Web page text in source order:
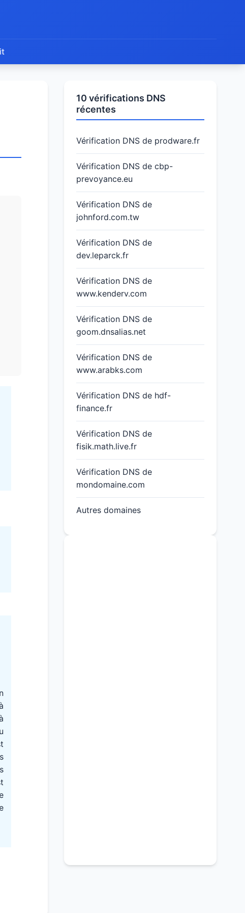
10 vérifications DNS
récentes
Vérification DNS de prodware.fr
Vérification DNS de cbp-
prevoyance.eu
Vérification DNS de
johnford.com.tw
Vérification DNS de
dev.leparck.fr
Vérification DNS de
www.kenderv.com
Vérification DNS de
goom.dnsalias.net
Vérification DNS de
www.arabks.com
Vérification DNS de hdf-
finance.fr
Vérification DNS de
fisik.math.live.fr
Vérification DNS de
mondomaine.com
Autres domaines